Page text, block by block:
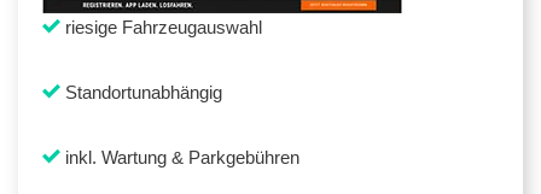
riesige Fahrzeugauswahl
Standortunabhängig
inkl. Wartung & Parkgebühren